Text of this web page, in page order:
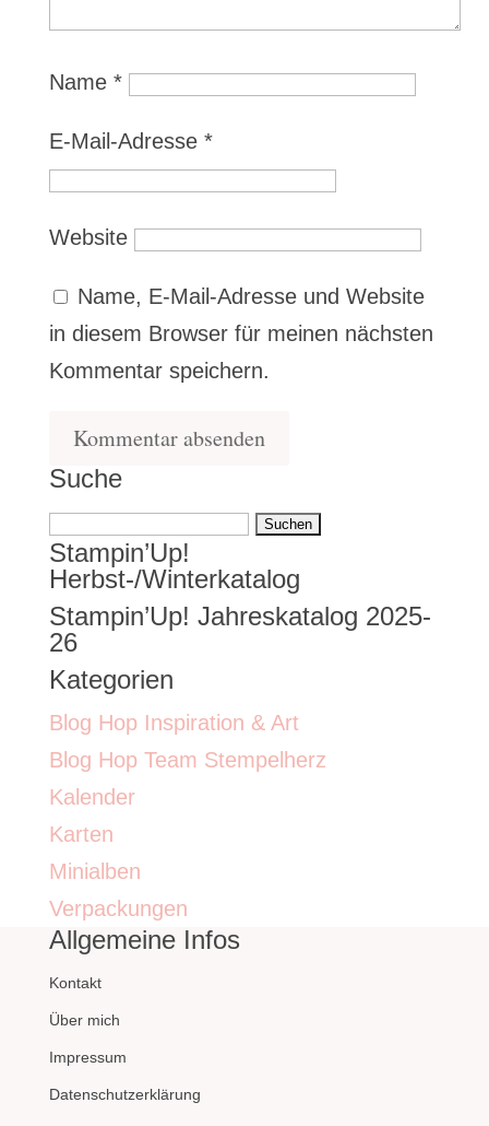
Name *
E-Mail-Adresse *
Website
Name, E-Mail-Adresse und Website
in diesem Browser für meinen nächsten
Kommentar speichern.
Suche
Suchen
nach:
Stampin’Up!
Herbst-/Winterkatalog
Stampin’Up! Jahreskatalog 2025-
26
Kategorien
Blog Hop Inspiration & Art
Blog Hop Team Stempelherz
Kalender
Karten
Minialben
Verpackungen
Allgemeine Infos
Kontakt
Über mich
Impressum
Datenschutzerklärung